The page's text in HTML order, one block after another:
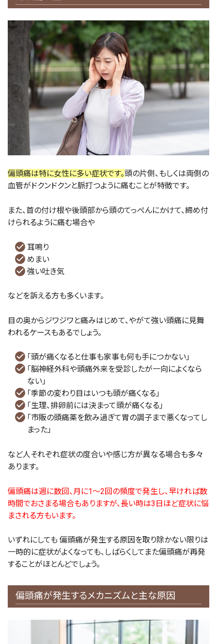
偏頭痛は特に女性に多い症状です。頭の片側、もしくは両側の
血管がドクンドクンと脈打つように痛むことが特徴です。
また、首の付け根や後頭部から頭のてっぺんにかけて、締め付
けられるように痛む場合や
耳鳴り
めまい
強い吐き気
などを訴える方も多くいます。
目の奥からジワジワと痛みはじめて、やがて強い頭痛に見舞
われるケースもあるでしょう。
「頭が痛くなると仕事も家事も何も手につかない」
「脳神経外科や頭痛外来を受診したが一向によくなら
ない」
「季節の変わり目はいつも頭が痛くなる」
「生理、排卵前には決まって頭が痛くなる」
「市販の頭痛薬を飲み過ぎて胃の調子まで悪くなってし
まった」
など人それぞれ症状の度合いや感じ方が異なる場合も多々
あります。
偏頭痛は週に数回、月に1～2回の頻度で発生し、早ければ数
時間でおさまる場合もありますが、長い時は3日ほど症状に悩
まされる方もいます。
いずれにしても 偏頭痛が発生する原因を取り除かない限りは
一時的に症状がよくなっても、しばらくしてまた偏頭痛が再発
することがほとんどでしょう。
偏頭痛が発生するメカニズムと主な原因